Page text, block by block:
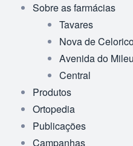
Sobre as farmácias
Tavares
Nova de
Avenida do Mileu
Central
Produtos
Ortopedia
Publicações
Campanhas